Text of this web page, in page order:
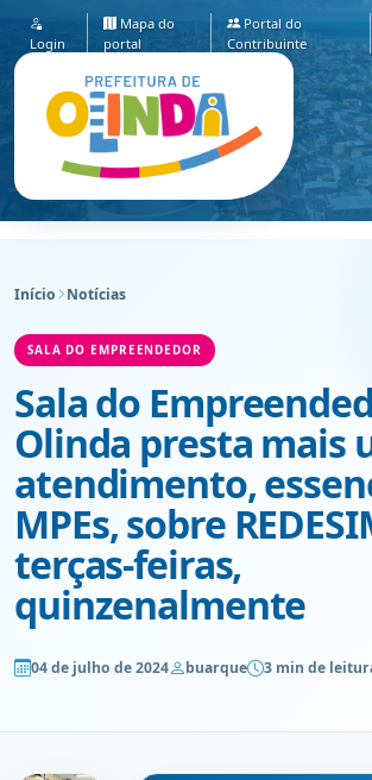
Login
Mapa do
portal
Portal do
Contribuinte
Início Notícias
SALA DO EMPREENDEDOR
Sala do
Olinda presta mais
atendimento,
MPEs, sobre
terças-feiras,
quinzenalmente
04 de julho de 2024 buarque 3 min de